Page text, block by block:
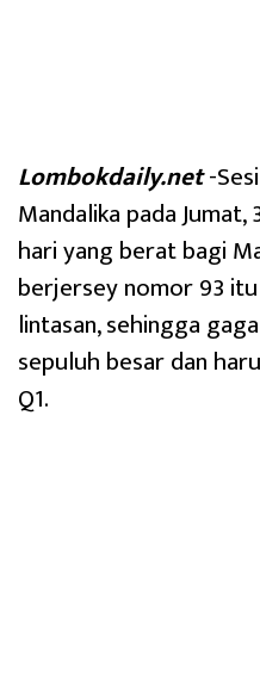
Lombokdaily.net-
Mandalika pada
hari yang berat bagi
berjersey nomor 93
lintasan, sehingga
sepuluh besar dan
Q1.